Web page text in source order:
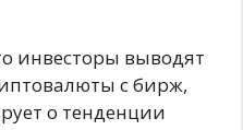
инвесторы выводят
с бирж,
о тенденции